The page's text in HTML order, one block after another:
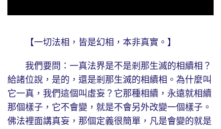
【一切法相，皆是幻相，本非真實。】
我們要問：一真法界是不是剎那生滅的相續相？
給諸位說，是的，還是剎那生滅的相續相。為什麼叫
它一真，我們這個叫虛妄？它那種相續，永遠就相續
那個樣子，它不會變，就是不會另外改變一個樣子。
佛法裡面講真妄，那個定義很簡單，凡是會變的就是